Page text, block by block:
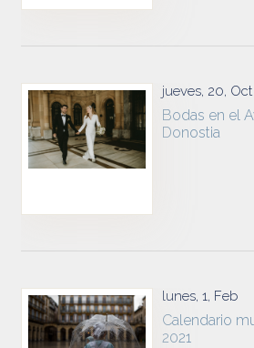
jueves, 20, Oct
Bodas en el
Donostia
lunes, 1, Feb
Calendario
2021